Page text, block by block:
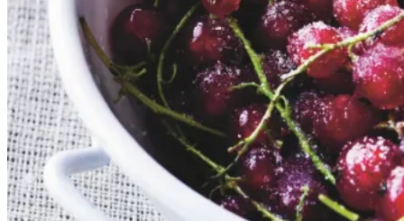
Dessert
Dansk mad
Sommermad
De rødlige bær er en sand
sommerklassiker. De har en frisk
og syrlig smag, som når de koges
op med sukker, udgør et dejligt
tilbehør til søde sager. De kan
serveres både til is, en kage eller
bare med letpisket flødeskum eller
skyr rørt lind med lidt mælk.